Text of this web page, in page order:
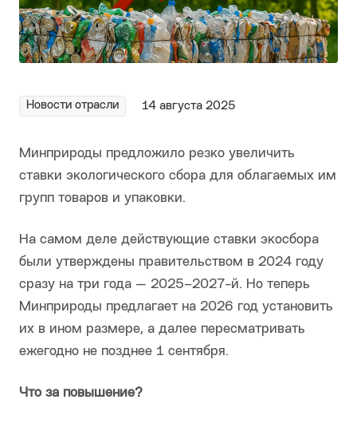
Новости отрасли 14 августа 2025
Минприроды предложило резко увеличить
ставки экологического сбора для облагаемых им
групп товаров и упаковки.
На самом деле действующие ставки экосбора
были утверждены правительством в 2024 году
сразу на три года — 2025–2027-й. Но теперь
Минприроды предлагает на 2026 год установить
их в ином размере, а далее пересматривать
ежегодно не позднее 1 сентября.
Что за повышение?